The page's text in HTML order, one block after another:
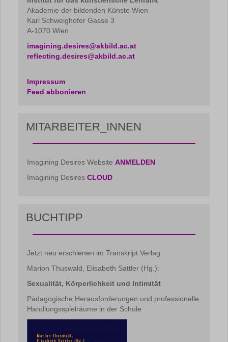
Akademie der bildenden Künste Wien
Karl Schweighofer Gasse 3
A-1070 Wien
imagining.desires@akbild.ac.at
reflecting.desires@akbild.ac.at
Impressum
Feed abbonieren
MITARBEITER_INNEN
Imagining Desires Website ANMELDEN
Imagining Desires CLOUD
BUCHTIPP
Jetzt neu erschienen im Transkript Verlag:
Marion Thuswald, Elisabeth Sattler (Hg.):
Sexualität, Körperlichkeit und Intimität
Pädagogische Herausforderungen und professionelle
Handlungsspielräume in der Schule